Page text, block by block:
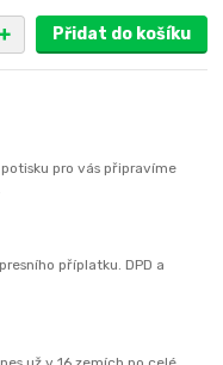
Přidat do košíku
pro vás připravíme
příplatku. DPD a